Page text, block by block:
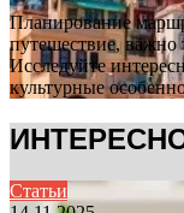
Планирование
путешествие, важно
Исследуйте
культурные
Статьи